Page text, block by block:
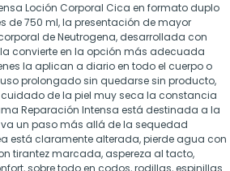
Loción Corporal Cica en formato duplo
de 750 ml, la presentación de mayor
de Neutrogena, desarrollada con
convierte en la opción más adecuada
la aplican a diario en todo el cuerpo o
prolongado sin quedarse sin producto,
cuidado de la piel muy seca la constancia
Reparación Intensa está destinada a la
un paso más allá de la sequedad
está claramente alterada, pierde agua con
tirantez marcada, aspereza al tacto,
sobre todo en codos, rodillas, espinillas